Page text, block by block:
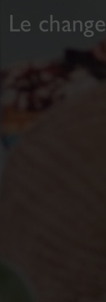
Le